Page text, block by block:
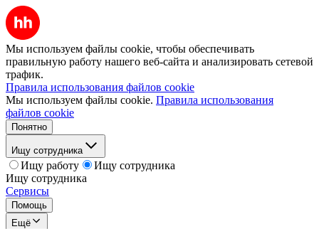
Мы используем файлы cookie, чтобы обеспечивать
правильную работу нашего веб-сайта и анализировать сетевой
трафик.
Правила использования файлов cookie
Мы используем файлы cookie. Правила использования
файлов cookie
Понятно
Ищу сотрудника
Ищу работу
Ищу сотрудника
Ищу сотрудника
Сервисы
Помощь
Ещё